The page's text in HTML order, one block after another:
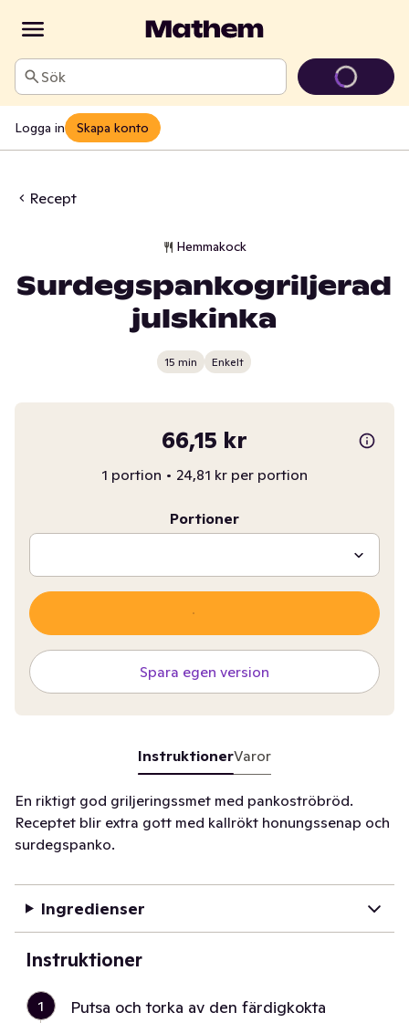
Sök
Logga in Skapa konto
Recept
Hemmakock
Surdegspankogriljerad
julskinka
15 min Enkelt
66,15 kr
1 portion • 24,81 kr per portion
Portioner
Spara egen version
InstruktionerVaror
En riktigt god griljeringssmet med pankoströbröd.
Receptet blir extra gott med kallrökt honungssenap och
surdegspanko.
Ingredienser
Instruktioner
1
Putsa och torka av den färdigkokta